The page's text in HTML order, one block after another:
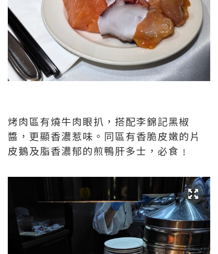
烤肉區有燒牛肉眼扒，搭配李錦記黑椒
醬，更顯香濃惹味。同區有香脆皮嫩的片
皮鵝及脂香濃郁的煎鴨肝多士，必食﹗